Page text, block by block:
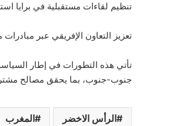
تنظيم لقاءات مستقبلية في برايا
تعزيز التعاون الإفريقي عبر
تأتي هذه التطورات في إطار السياسة
جنوب-جنوب، بما يحقق مصالح
الرأس الاخضر المغرب